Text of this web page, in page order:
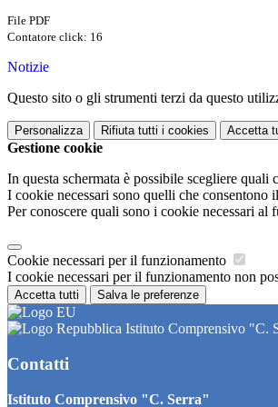
File PDF
Contatore click: 16
Notizie
Questo sito o gli strumenti terzi da questo
Personalizza Rifiuta tutti i cookies Accetta
Gestione cookie
In questa schermata è possibile scegliere quali
I cookie necessari sono quelli che
Per conoscere quali sono i cookie necessari al
Cookie necessari per il funzionamento
I cookie necessari per il funzionamento non
Accetta tutti Salva le preferenze
Istituto Comprensivo "C.
Contatti
Istituto Comprensivo "C. Serra"